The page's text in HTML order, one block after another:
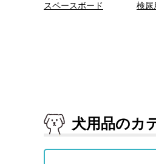
スペースボード 検尿
犬用品のカ